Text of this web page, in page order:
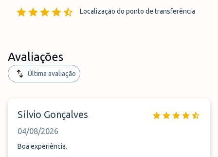
Localização do ponto de transferência
Avaliações
Última avaliação
Sílvio Gonçalves
04/08/2026
Boa experiência.